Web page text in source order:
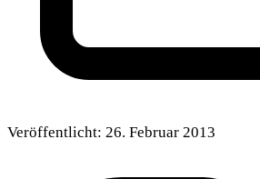
Veröffentlicht: 26. Februar 2013